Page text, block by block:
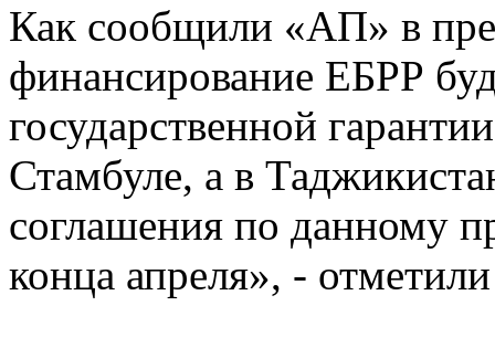
Как сообщили «АП» в
финансирование ЕБРР
государственной
Стамбуле, а в
соглашения по данному
конца апреля», -